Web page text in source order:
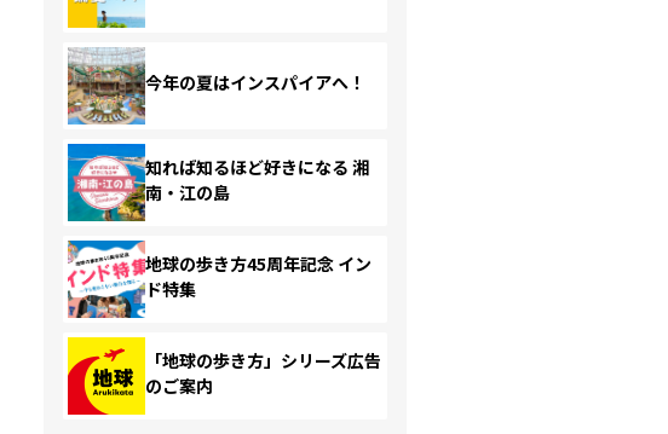
今年の夏はインスパイアへ！
知れば知るほど好きになる 湘
南・江の島
地球の歩き方45周年記念 イン
ド特集
「地球の歩き方」シリーズ広告
のご案内